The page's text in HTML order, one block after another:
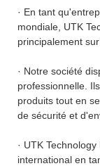
· En tant
mondiale, UTK
principalement sur
· Notre société
professionnelle.
produits tout en
de sécurité et
· UTK
international en